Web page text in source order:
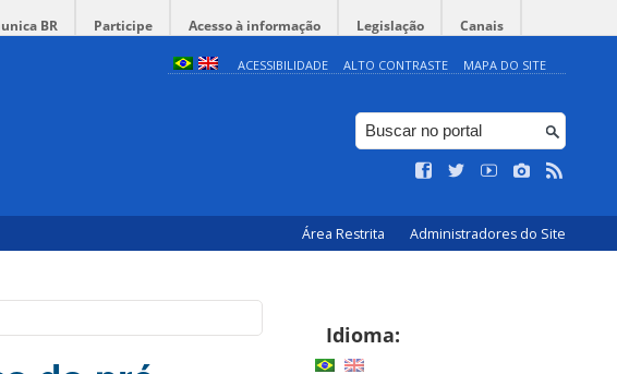
BR Participe Acesso à informação Legislação Canais
ACESSIBILIDADE ALTO CONTRASTE MAPA DO SITE
Área Restrita Administradores do Site
Idioma: